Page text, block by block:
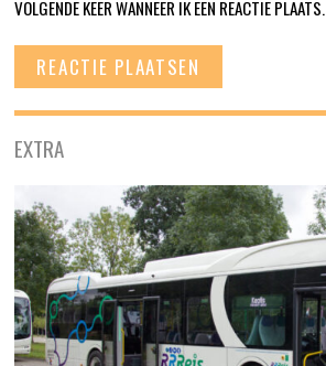
VOLGENDE KEER WANNEER IK EEN REACTIE PLAATS.
EXTRA